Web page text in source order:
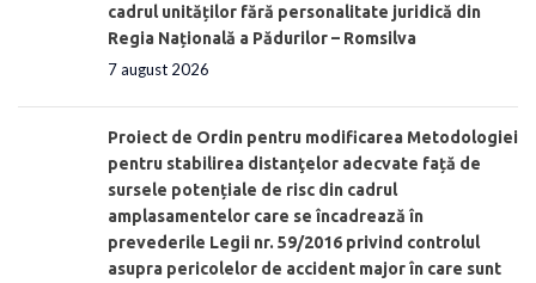
cadrul unităților fără personalitate juridică din
Regia Națională a Pădurilor – Romsilva
7 august 2026
Proiect de Ordin pentru modificarea Metodologiei
pentru stabilirea distanţelor adecvate față de
sursele potențiale de risc din cadrul
amplasamentelor care se încadrează în
prevederile Legii nr. 59/2016 privind controlul
asupra pericolelor de accident major în care sunt